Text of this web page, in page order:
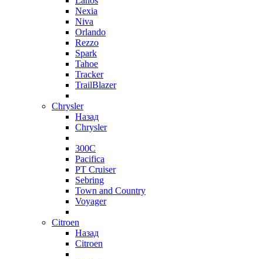
Nexia
Niva
Orlando
Rezzo
Spark
Tahoe
Tracker
TrailBlazer
Chrysler
Назад
Chrysler
300C
Pacifica
PT Cruiser
Sebring
Town and Country
Voyager
Citroen
Назад
Citroen